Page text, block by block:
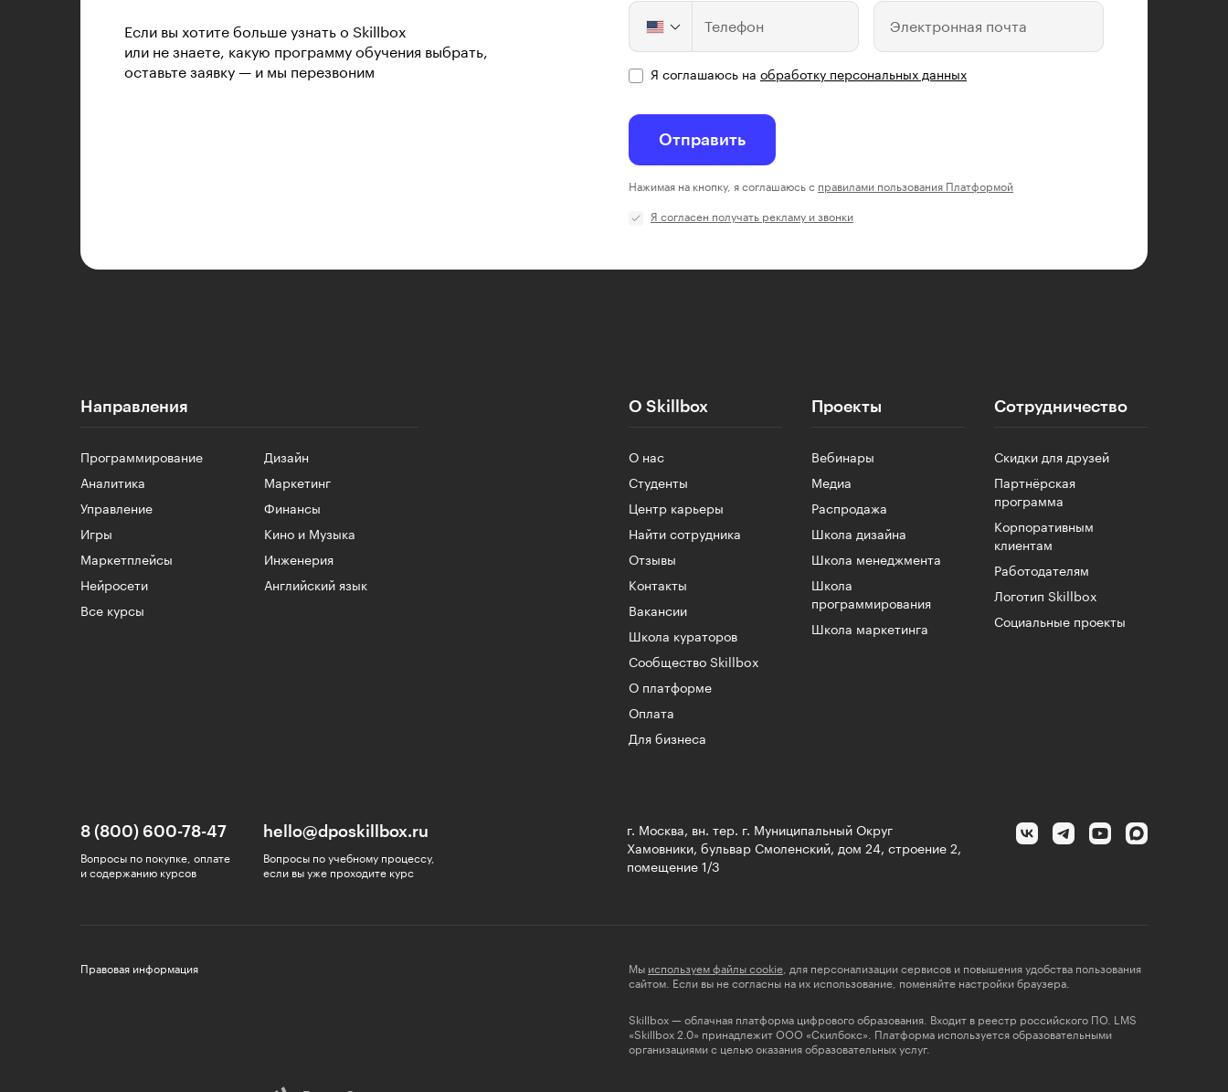
Если вы хотите больше узнать о Skillbox
или не знаете, какую программу обучения выбрать,
оставьте заявку — и мы перезвоним
Телефон Электронная почта
Я соглашаюсь на обработку персональных данных
Отправить
Нажимая на кнопку, я соглашаюсь с правилами пользования Платформой
Я согласен получать рекламу и звонки
Направления
Программирование
Дизайн
Аналитика
Маркетинг
Управление
Финансы
Игры
Кино и Музыка
Маркетплейсы
Инженерия
Нейросети
Английский язык
Все курсы
О Skillbox
О нас
Студенты
Центр карьеры
Найти сотрудника
Отзывы
Контакты
Вакансии
Школа кураторов
Сообщество Skillbox
О платформе
Оплата
Для бизнеса
Проекты
Вебинары
Медиа
Распродажа
Школа дизайна
Школа менеджмента
Школа
программирования
Школа маркетинга
Сотрудничество
Скидки для друзей
Партнёрская
программа
Корпоративным
клиентам
Работодателям
Логотип Skillbox
Социальные проекты
8 (800) 600-78-47
Вопросы по покупке, оплате
и содержанию курсов
hello@dposkillbox.ru
Вопросы по учебному процессу,
если вы уже проходите курс
г. Москва, вн. тер. г. Муниципальный Округ
Хамовники, бульвар Смоленский, дом 24, строение 2,
помещение 1/3
Правовая информация Мы используем файлы cookie , для персонализации сервисов и повышения удобства пользования
сайтом. Если вы не согласны на их использование, поменяйте настройки браузера.
Skillbox — облачная платформа цифрового образования. Входит в реестр российского ПО. LMS
«Skillbox 2.0» принадлежит ООО «Скилбокс». Платформа используется образовательными
организациями с целью оказания образовательных услуг.